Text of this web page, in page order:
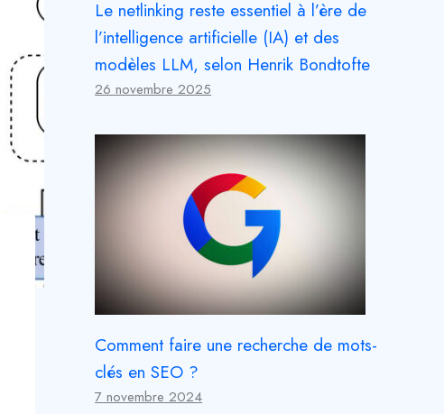
Le netlinking reste essentiel à l’ère de
l’intelligence artificielle (IA) et des
modèles LLM, selon Henrik Bondtofte
26 novembre 2025
Comment faire une recherche de mots-
clés en SEO ?
7 novembre 2024